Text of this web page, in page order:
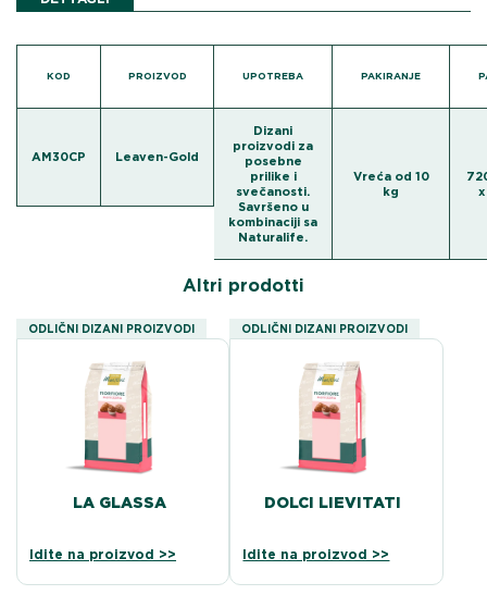
KOD PROIZVOD
AM30CP Leaven-Gold
UPOTREBA PAKIRANJE
Dizani
proizvodi za
posebne
prilike i
svečanosti.
Savršeno u
kombinaciji sa
Naturalife.
Vreća od 10
kg
Altri prodotti
ODLIČNI DIZANI PROIZVODI
LA GLASSA
Idite na proizvod >>
ODLIČNI DIZANI PROIZVODI
DOLCI LIEVITATI
Idite na proizvod >>